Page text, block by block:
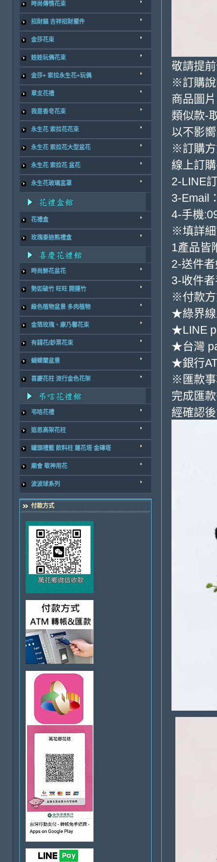
時尚傳情花束
招財貓 吉祥招財擺件
金莎花束
娃娃玩偶花束
金莎+ 索拉永生花+玩偶
單支花禮
我是香皂花束
永生花 索拉花花束
永生花 索拉花大型盆花
永生花 索拉花 盆花
永生花玻璃盅罩
花禮盒
玫瑰泰迪熊禮盒
時尚鮮花盆花
勢如破竹 旺旺 開運竹
綠色植物盆景 多肉植物
金箔玫瑰、康乃馨花束
有錢花/鈔票花束
蝴蝶蘭盆景
喜慶花柱 流行金色花架
弔唁花禮
追思高架花柱
罐頭禮籃 飲料柱 蓮花塔 金磚塔
廟會 敬神用花
波波球系列
付款方式
敬請提
※訂購
商品圖
類似款-
以不影
※訂購
線上訂
2-LINE
3-Email
4-手機
※填詳
1產品皆
2-送件
3-收件
※付款
★綠界線
★LINE
★台灣
★銀行
※匯款
完成匯
經確認